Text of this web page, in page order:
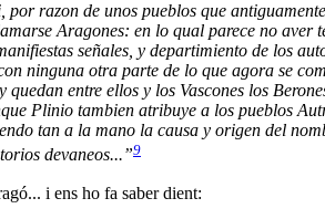
razon de unos pueblos que
Aragones: en lo qual parece no aver
señales, y departimiento de los
ninguna otra parte de lo que agora se
entre ellos y los Vascones los
Plinio tambien atribuye a los pueblos
tan a la mano la causa y origen del
devaneos...”9
i ens ho fa saber dient: